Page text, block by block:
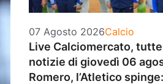
07 Agosto 2026Categorie
Calcio
Live Calciomercato,
notizie di giovedì 06
Romero, l’Atletico spinge: